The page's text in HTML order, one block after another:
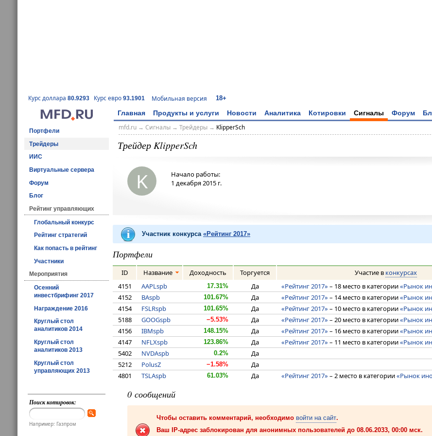
Курс доллара 80.9293 Курс евро 93.1901 Мобильная версия 18+
Главная Продукты и услуги Новости Аналитика Котировки Сигналы Форум
Портфели
Трейдеры
ИИС
Виртуальные сервера
Форум
Блог
Рейтинг управляющих
Глобальный конкурс
Рейтинг стратегий
Как попасть в рейтинг
Участники
Мероприятия
Осенний
инвестбрифинг 2017
Награждение 2016
Круглый стол
аналитиков 2014
Круглый стол
аналитиков 2013
Круглый стол
управляющих 2013
Поиск котировок:
Например: Газпром
mfd.ru→ Сигналы→ Трейдеры→ KlipperSch
Трейдер KlipperSch
K
Начало работы:
1 декабря 2015 г.
Участник конкурса «Рейтинг 2017»
Портфели
ID Название Доходность Торгуется Участие в конкурсах
4151
AAPLspb 17.31% Да «Рейтинг 2017» – 18 место в категории«Рынок
4152
BAspb 101.67% Да «Рейтинг 2017» – 14 место в категории«Рынок
4154
FSLRspb 101.65% Да «Рейтинг 2017» – 10 место в категории«Рынок
5188
GOOGspb −5.53% Да «Рейтинг 2017» – 20 место в категории«Рынок
4156
IBMspb 148.15% Да «Рейтинг 2017» – 16 место в категории«Рынок
4147
NFLXspb 123.86% Да «Рейтинг 2017» – 11 место в категории«Рынок
5402
NVDAspb 0.2%
Да
5212
PolusZ −1.58%
Да
4801
TSLAspb 61.03% Да «Рейтинг 2017» – 2 место в категории«Рынок
0 сообщений
Чтобы оставить комментарий, необходимо войти на сайт.
Ваш IP-адрес заблокирован для анонимных пользователей до 08.06.2033, 00:00 мск.